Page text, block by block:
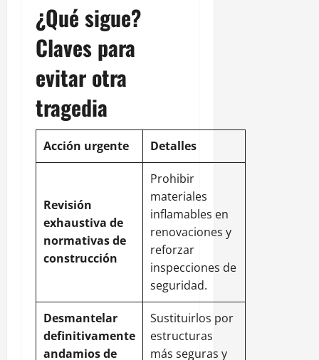
¿Qué sigue?
Claves para
evitar otra
tragedia
Acción urgente Detalles
Revisión
exhaustiva de
normativas de
construcción
Prohibir
materiales
inflamables en
renovaciones y
reforzar
inspecciones de
seguridad.
Desmantelar
definitivamente
andamios de
Sustituirlos por
estructuras
más seguras y